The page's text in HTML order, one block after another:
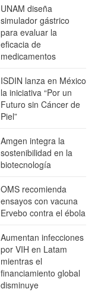
UNAM diseña
simulador gástrico
para evaluar la
eficacia de
medicamentos
ISDIN lanza en México
la iniciativa “Por un
Futuro sin Cáncer de
Piel”
Amgen integra la
sostenibilidad en la
biotecnología
OMS recomienda
ensayos con vacuna
Ervebo contra el ébola
Aumentan infecciones
por VIH en Latam
mientras el
financiamiento global
disminuye